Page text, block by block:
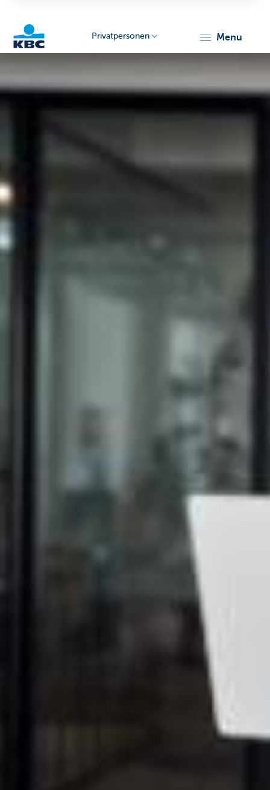
Privatpersonen menu